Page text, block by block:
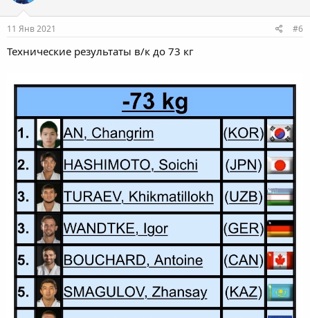
11 Янв 2021 #6
Технические результаты в/к до 73 кг